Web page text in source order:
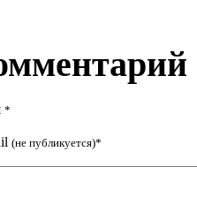
*
(не публикуется)*